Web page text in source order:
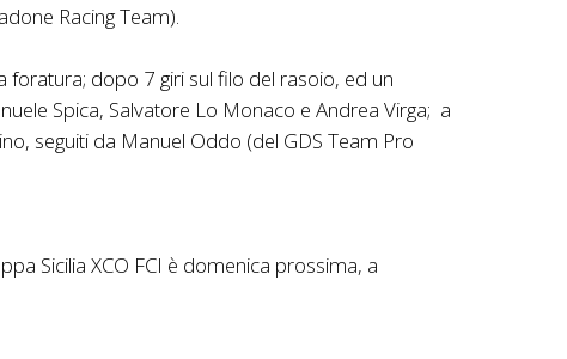
Racing Team).
foratura; dopo 7 giri sul filo del rasoio, ed un
Spica, Salvatore Lo Monaco e Andrea Virga; a
seguiti da Manuel Oddo (del GDS Team Pro
Sicilia XCO FCI è domenica prossima, a